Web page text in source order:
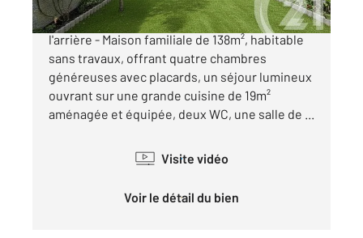
Hyper centre Meximieux avec un jardin à
l'arrière - Maison familiale de 138m², habitable
sans travaux, offrant quatre chambres
généreuses avec placards, un séjour lumineux
ouvrant sur une grande cuisine de 19m²
aménagée et équipée, deux WC, une salle de ...
Visite vidéo
Voir le détail du bien